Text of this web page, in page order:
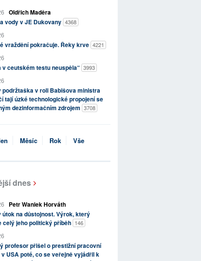
Oldřich Maděra
vody v JE Dukovany 4368
vraždění pokračuje. Řeky krve 4221
v ceutském testu neuspěla“ 3993
podržtaška v roli Babišova ministra
tají úzké technologické propojení se
dezinformačním zdrojem 3708
Měsíc Rok Vše
dnes
Petr Waniek Horváth
útok na důstojnost. Výrok, který
celý jeho politický příběh 146
profesor přišel o prestižní pracovní
USA poté, co se veřejně vyjádřil k